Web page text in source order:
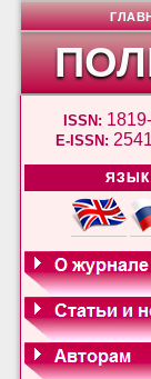
ISSN:
E-ISSN:
ЯЗЫК